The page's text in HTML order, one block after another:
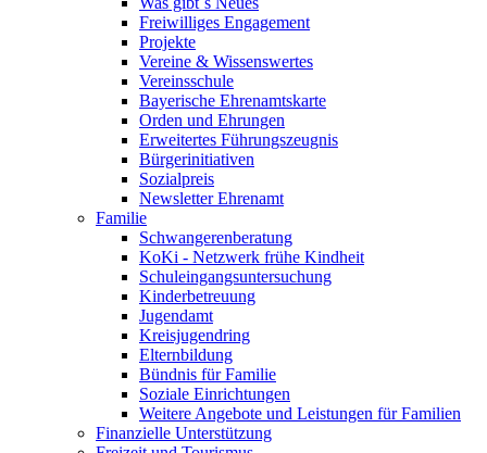
Freiwilliges Engagement
Projekte
Vereine & Wissenswertes
Vereinsschule
Bayerische Ehrenamtskarte
Orden und Ehrungen
Erweitertes Führungszeugnis
Bürgerinitiativen
Sozialpreis
Newsletter Ehrenamt
Familie
Schwangerenberatung
KoKi - Netzwerk frühe Kindheit
Schuleingangsuntersuchung
Kinderbetreuung
Jugendamt
Kreisjugendring
Elternbildung
Bündnis für Familie
Soziale Einrichtungen
Weitere Angebote und Leistungen für Familien
Finanzielle Unterstützung